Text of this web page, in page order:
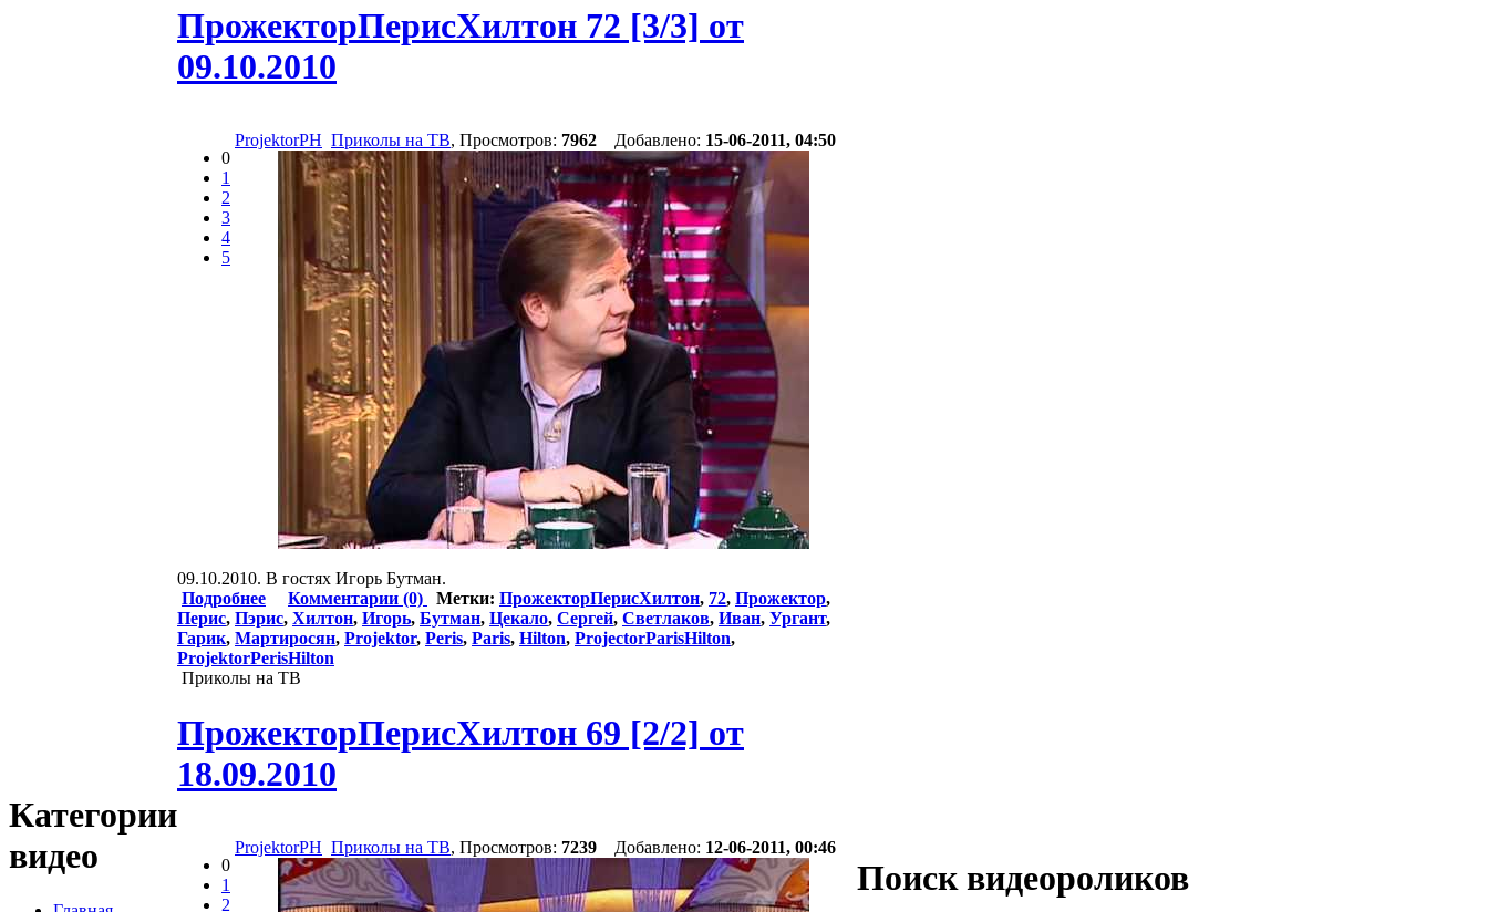
Категории
видео
ПрожекторПерисХилтон 72 [3/3] от
09.10.2010
0
1
2
3
4
5
ProjektorPH Приколы на ТВ, Просмотров: 7962 Добавлено: 15-06-2011, 04:50
09.10.2010. В гостях Игорь Бутман.
Подробнее
Комментарии (0) Метки: ПрожекторПерисХилтон, 72, Прожектор,
Перис, Пэрис, Хилтон, Игорь, Бутман, Цекало, Сергей, Светлаков, Иван, Ургант,
Гарик, Мартиросян, Projektor, Peris, Paris, Hilton, ProjectorParisHilton,
ProjektorPerisHilton
Приколы на ТВ
ПрожекторПерисХилтон 69 [2/2] от
18.09.2010
0
1
2
ProjektorPH Приколы на ТВ, Просмотров: 7239 Добавлено: 12-06-2011, 00:46
Поиск видеороликов